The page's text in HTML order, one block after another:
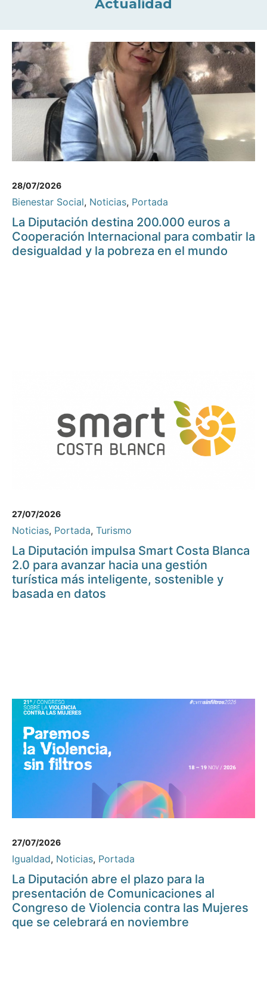
Actualidad
28/07/2026
Bienestar Social, Noticias, Portada
La Diputación destina 200.000 euros a
Cooperación Internacional para combatir la
desigualdad y la pobreza en el mundo
27/07/2026
Noticias, Portada, Turismo
La Diputación impulsa Smart Costa Blanca
2.0 para avanzar hacia una gestión
turística más inteligente, sostenible y
basada en datos
27/07/2026
Igualdad, Noticias, Portada
La Diputación abre el plazo para la
presentación de Comunicaciones al
Congreso de Violencia contra las Mujeres
que se celebrará en noviembre